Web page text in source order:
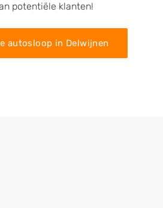
potentiële klanten!
autosloop in Delwijnen